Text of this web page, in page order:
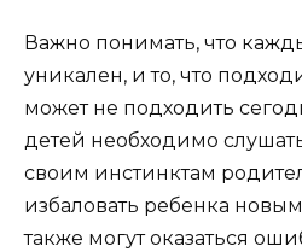
Важно понимать, что
уникален, и то, что
может не подходить
детей необходимо
своим инстинктам
избаловать ребенка
также могут оказаться